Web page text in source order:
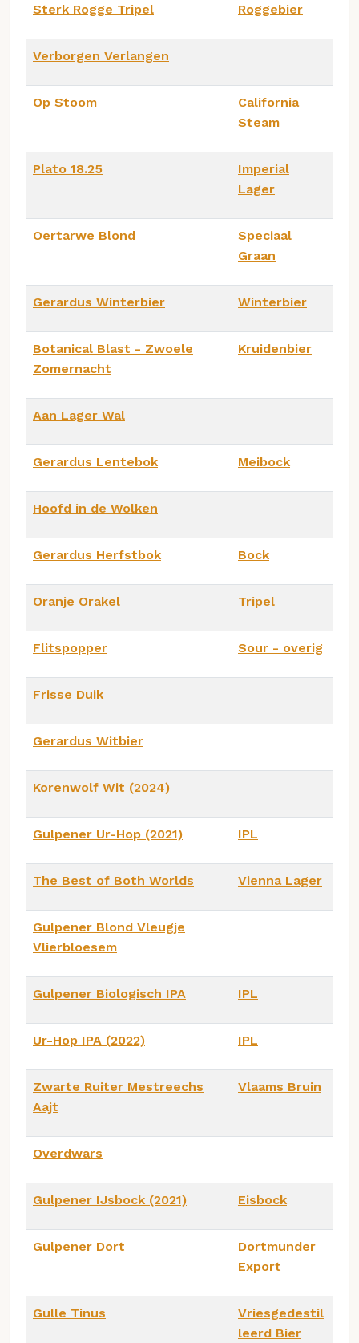
Sterk Rogge Tripel Roggebier
Verborgen Verlangen
Op Stoom
California
Steam
Plato 18.25
Imperial
Lager
Oertarwe Blond
Speciaal
Graan
Gerardus Winterbier Winterbier
Botanical Blast - Zwoele
Zomernacht
Kruidenbier
Aan Lager Wal
Gerardus Lentebok Meibock
Hoofd in de Wolken
Gerardus Herfstbok Bock
Oranje Orakel Tripel
Flitspopper Sour - overig
Frisse Duik
Gerardus Witbier
Korenwolf Wit (2024)
Gulpener Ur-Hop (2021) IPL
The Best of Both Worlds Vienna Lager
Gulpener Blond Vleugje
Vlierbloesem
Gulpener Biologisch IPA IPL
Ur-Hop IPA (2022) IPL
Zwarte Ruiter Mestreechs
Aajt
Vlaams Bruin
Overdwars
Gulpener IJsbock (2021) Eisbock
Gulpener Dort
Dortmunder
Export
Gulle Tinus
Vriesgedestil
leerd Bier